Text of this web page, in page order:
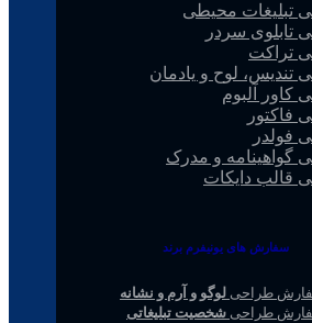
تبلیغات محیطی
تابلوی سردر
تراکت
تندیس، لوح و یادمان
کاور آلبوم
فاکتور
فولدر
گواهینامه و مدرک
قالب دایکات
سفارش های یونیفرم برند
طراحی لوگو و آرم و نشانه
طراحی شخصیت تبلیغاتی